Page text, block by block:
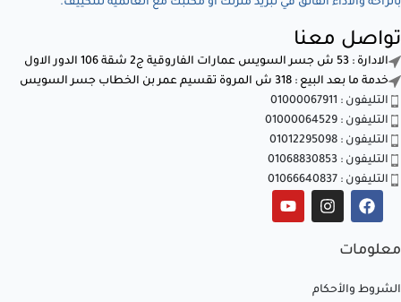
تواصل معنا
الادارة : 53 ش جسر السويس عمارات الفاروقية ج2 شقة 106 الدور الاول
خدمة ما بعد البيع : 318 ش المروة تقسيم عمر بن الخطاب جسر السويس
التليفون : 01000067911
التليفون : 01000064529
التليفون : 01012295098
التليفون : 01068830853
التليفون : 01066640837
معلومات
الشروط والأحكام